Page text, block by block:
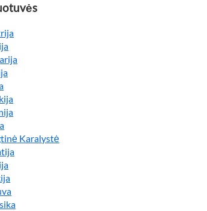
Karalystė